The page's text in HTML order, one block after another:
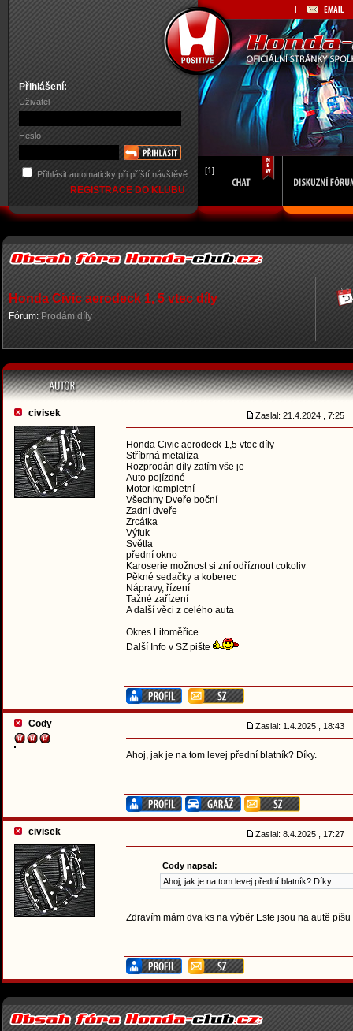
Přihlášení:
Uživatel
Heslo
Přihlásit automaticky při příští návštěvě
REGISTRACE DO KLUBU
[1]
Honda Civic aerodeck 1, 5 vtec díly
Fórum: Prodám díly
civisek Zaslal: 21.4.2024 , 7:25
Honda Civic aerodeck 1,5 vtec díly
Stříbrná metalíza
Rozprodán díly zatím vše je
Auto pojízdné
Motor kompletní
Všechny Dveře boční
Zadní dveře
Zrcátka
Výfuk
Světla
přední okno
Karoserie možnost si zní odříznout cokoliv
Pěkné sedačky a koberec
Nápravy, řízení
Tažné zařízení
A další věci z celého auta
Okres Litoměřice
Další Info v SZ pište
Cody Zaslal: 1.4.2025 , 18:43
Ahoj, jak je na tom levej přední blatník? Díky.
civisek Zaslal: 8.4.2025 , 17:27
Cody napsal:
Ahoj, jak je na tom levej přední blatník? Díky.
Zdravím mám dva ks na výběr Este jsou na autě píšu